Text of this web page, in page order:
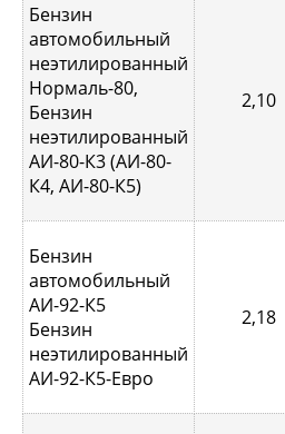
Бензин
автомобильный
неэтилированный
Нормаль-80,
Бензин
неэтилированный
АИ-80-К3 (АИ-80-
К4, АИ-80-К5)
2,10
Бензин
автомобильный
АИ-92-К5
Бензин
неэтилированный
АИ-92-К5-Евро
2,18